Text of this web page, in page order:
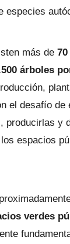
especies
más de
árboles
el desafío de
producirlas y
espacios
verdes